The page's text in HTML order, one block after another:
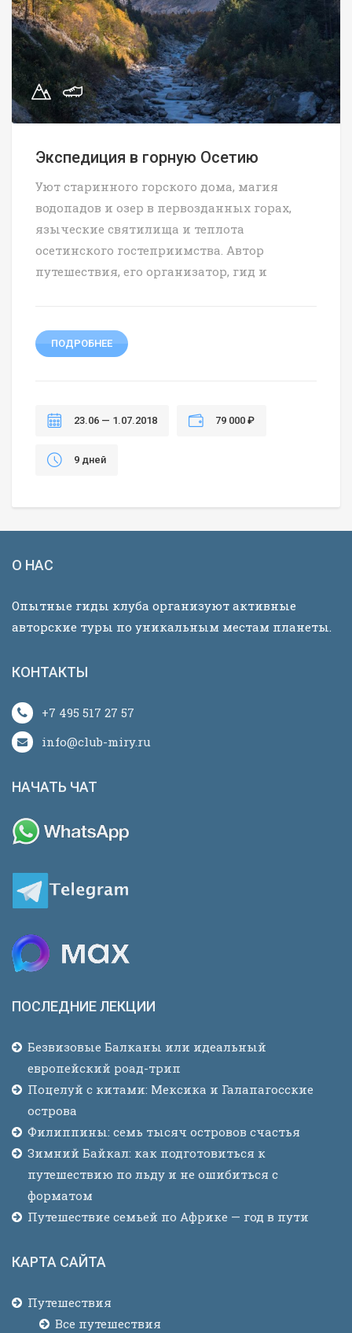
Экспедиция в горную Осетию
Уют старинного горского дома, магия
водопадов и озер в первозданных горах,
языческие святилища и теплота
осетинского гостеприимства. Автор
путешествия, его организатор, гид и
ПОДРОБНЕЕ
23.06 — 1.07.2018 79 000 ₽
9 дней
О НАС
Опытные гиды клуба организуют активные
авторские туры по уникальным местам планеты.
КОНТАКТЫ
+7 495 517 27 57
info@club-miry.ru
НАЧАТЬ ЧАТ
ПОСЛЕДНИЕ ЛЕКЦИИ
Безвизовые Балканы или идеальный
европейский роад-трип
Поцелуй с китами: Мексика и Галапагосские
острова
Филиппины: семь тысяч островов счастья
Зимний Байкал: как подготовиться к
путешествию по льду и не ошибиться с
форматом
Путешествие семьей по Африке — год в пути
КАРТА САЙТА
Путешествия
Все путешествия